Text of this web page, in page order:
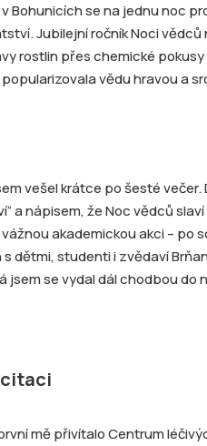
Bohunicích se na jednu noc
Jubilejní ročník Noci vědců
rostlin přes chemické pokusy
vědu hravou a
vešel krátce po šesté večer.
a nápisem, že Noc vědců
akademickou akci – po
dětmi, studenti i zvědaví
jsem se vydal dál chodbou do
mě přivítalo Centrum